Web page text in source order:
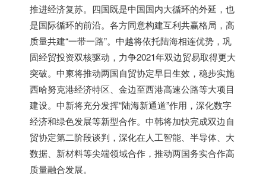
推进经济复苏。四国既是中国国内大循环的外延，也
是国际循环的前沿。各方同意构建互利共赢格局，高
质量共建“一带一路”。中越将依托陆海相连优势，巩
固经贸投资双核驱动，力争2021年双边贸易取得更大
突破。中柬将推动两国自贸协定早日生效，稳步实施
西哈努克港经济特区、金边至西港高速公路等大项目
建设。中新将充分发挥“陆海新通道”作用，深化数字
经济和绿色发展等新型合作。中韩将加快完成双边自
贸协定第二阶段谈判，深化在人工智能、半导体、大
数据、新材料等尖端领域合作，推动两国务实合作高
质量融合发展。